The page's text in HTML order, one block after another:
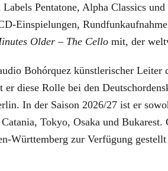
Pentatone, Alpha Classics
Einspielungen,
Older – The Cello mit, der
Bohórquez künstlerischer Leiter
er diese Rolle bei den
In der Saison 2026/27 ist er
Tokyo, Osaka und
Württemberg zur Verfügung